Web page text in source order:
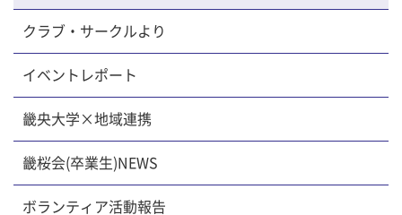
クラブ・サークルより
イベントレポート
畿央大学×地域連携
畿桜会(卒業生)NEWS
ボランティア活動報告